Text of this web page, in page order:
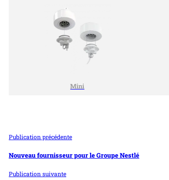
Mini
Publication précédente
Nouveau fournisseur pour le Groupe Nestlé
Publication suivante